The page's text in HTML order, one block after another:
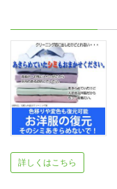
詳しくはこちら